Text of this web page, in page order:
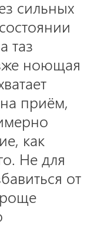
сильных
таз
ноющая
приём,
как
Не для
от